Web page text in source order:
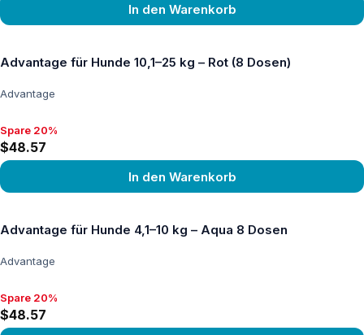
In den Warenkorb
Advantage für Hunde 10,1–25 kg – Rot (8 Dosen)
Advantage
Spare 20%, $48.57
Spare 20%
$48.57
In den Warenkorb
Advantage für Hunde 4,1–10 kg – Aqua 8 Dosen
Advantage
Spare 20%, $48.57
Spare 20%
$48.57